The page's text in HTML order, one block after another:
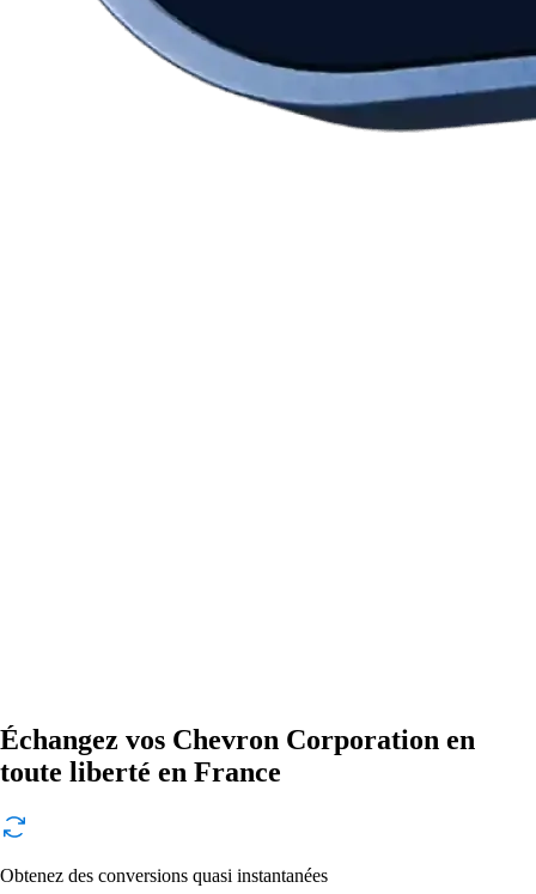
Échangez vos Chevron Corporation en
toute liberté en France
Obtenez des conversions quasi instantanées